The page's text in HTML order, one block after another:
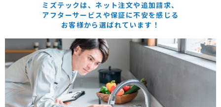
ミズテックは、ネット注文や追加請求、
アフターサービスや保証に不安を感じる
お客様から選ばれています！